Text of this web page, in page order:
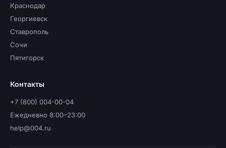
Краснодар
Георгиевск
Ставрополь
Сочи
Пятигорск
Контакты
+7 (800) 004-00-04
Ежедневно 8:00–23:00
help@004.ru